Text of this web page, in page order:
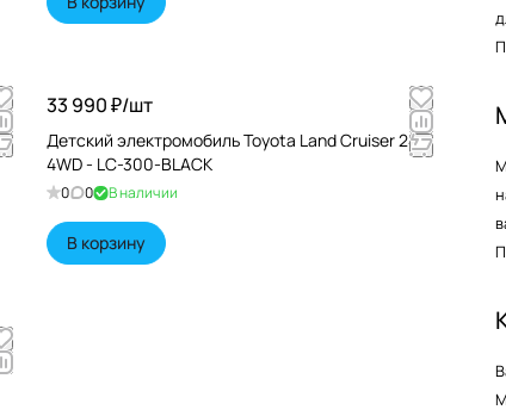
33 990 ₽/шт
Детский электромобиль Toyota Land Cruiser 24V
4WD - LC-300-BLACK
0 0 В наличии
В корзину